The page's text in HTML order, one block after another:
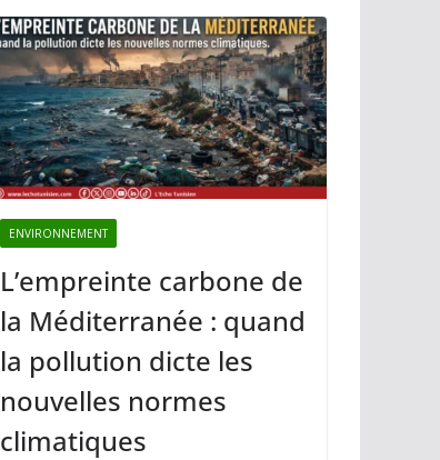
ENVIRONNEMENT
L’empreinte carbone de
la Méditerranée : quand
la pollution dicte les
nouvelles normes
climatiques